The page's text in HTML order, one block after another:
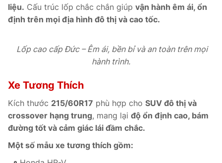
liệu. Cấu trúc lốp chắc chắn giúp vận hành êm ái, ổn
định trên mọi địa hình đô thị và cao tốc.
Lốp cao cấp Đức – Êm ái, bền bỉ và an toàn trên mọi
hành trình.
Xe Tương Thích
Kích thước 215/60R17 phù hợp cho SUV đô thị và
crossover hạng trung, mang lại độ ổn định cao, bám
đường tốt và cảm giác lái đầm chắc.
Một số mẫu xe tương thích gồm: